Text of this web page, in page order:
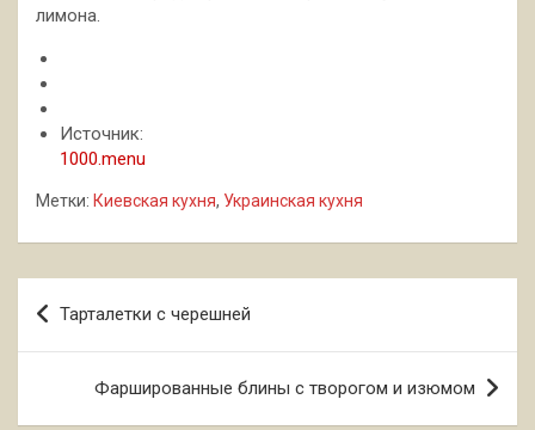
лимона.
Источник:
1000.menu
Метки: Киевская кухня, Украинская кухня
Навигация
по
записям
Тарталетки с черешней
Фаршированные блины с творогом и изюмом